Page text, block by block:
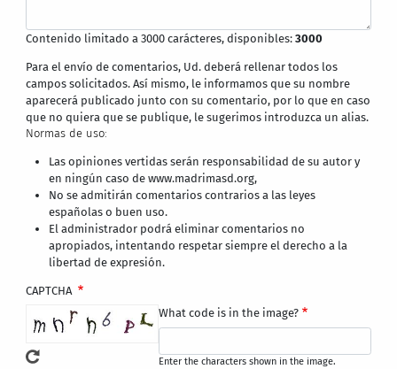
Contenido limitado a 3000 carácteres, disponibles:3000
Para el envío de comentarios, Ud. deberá rellenar todos los
campos solicitados. Así mismo, le informamos que su nombre
aparecerá publicado junto con su comentario, por lo que en caso
que no quiera que se publique, le sugerimos introduzca un alias.
Normas de uso:
Las opiniones vertidas serán responsabilidad de su autor y
en ningún caso de www.madrimasd.org,
No se admitirán comentarios contrarios a las leyes
españolas o buen uso.
El administrador podrá eliminar comentarios no
apropiados, intentando respetar siempre el derecho a la
libertad de expresión.
CAPTCHA
What code is in the image?
Enter the characters shown in the image.